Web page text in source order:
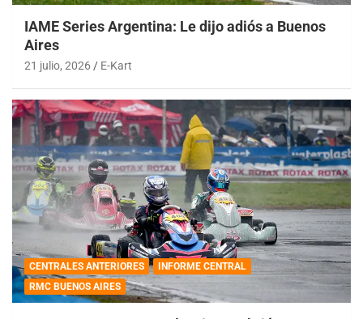
IAME Series Argentina: Le dijo adiós a Buenos
Aires
21 julio, 2026 E-Kart
CENTRALES ANTERIORES
INFORME CENTRAL
RMC BUENOS AIRES